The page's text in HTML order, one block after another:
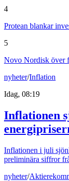
4
Protean blankar
5
Novo Nordisk över
nyheter/Inflation
Idag, 08:19
Inflationen
Inflationen i juli
preliminära siffror
nyheter/